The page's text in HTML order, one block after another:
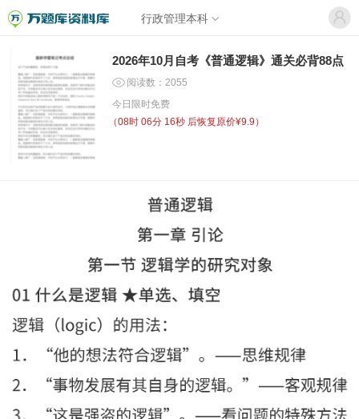
行政管理本科
2026年10月自考《普通逻辑》通关必背88点
阅读数：2055
今日限时免费
（08时 06分 15秒 后恢复原价¥9.9）